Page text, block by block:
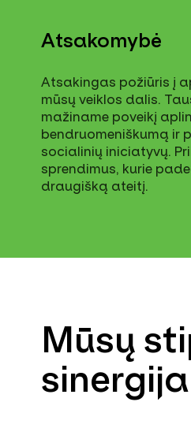
Atsakomybė
Atsakingas požiūris į
mūsų veiklos dalis.
mažiname poveikį
bendruomeniškumą ir
socialinių iniciatyvų.
sprendimus, kurie
draugišką ateitį.
Mūsų
sinergija